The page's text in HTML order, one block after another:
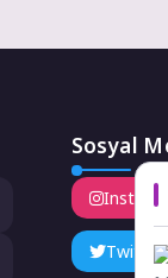
Sosyal
Twitter